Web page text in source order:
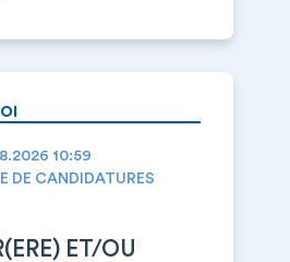
10:59
DE CANDIDATURES
ET/OU